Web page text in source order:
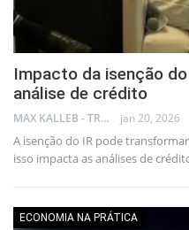
Impacto da isenção
análise de crédito
MAX KALLEB - TRADER jan 20, 2026
A isenção do IR pode
isso impacta as análises de
ECONOMIA NA PRÁTICA